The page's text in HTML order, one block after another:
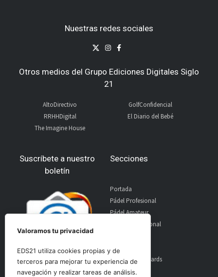
Nuestras redes sociales
Otros medios del Grupo Ediciones Digitales Siglo
21
AltoDirectivo
RRHHDigital
The Imagine House
GolfConfidencial
El Diario del Bebé
Suscríbete a nuestro
boletín
Secciones
Portada
Pádel Profesional
Pádel Amateur
Pádel Internacional
Material
World Padel Awards
Contacto
Valoramos tu privacidad
EDS21 utiliza cookies propias y de
terceros para mejorar tu experiencia de
navegación y realizar tareas de análisis.